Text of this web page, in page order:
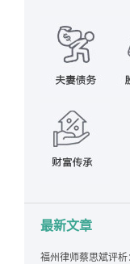
最新文章